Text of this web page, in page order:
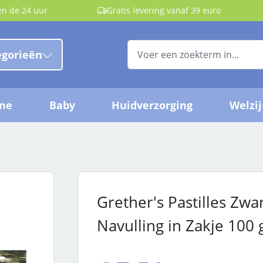
de 24 uur Gratis levering vanaf 39 euro
Baby Huidverzorging
Grether's Pastilles
Navulling in Zakje 100